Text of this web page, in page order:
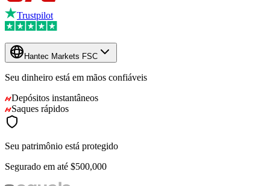
Trustpilot
Hantec Markets FSC
Seu dinheiro está em mãos confiáveis
Depósitos instantâneos
Saques rápidos
Seu patrimônio está protegido
Segurado em até $500,000